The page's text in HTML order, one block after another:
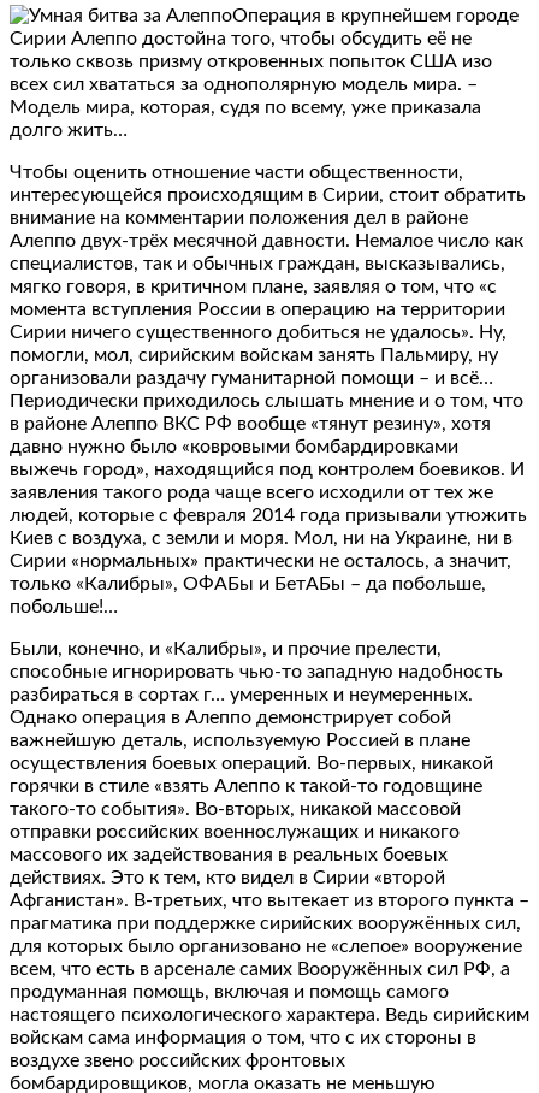
Операция в крупнейшем городе
Сирии Алеппо достойна того, чтобы обсудить её не
только сквозь призму откровенных попыток США изо
всех сил хвататься за однополярную модель мира. –
Модель мира, которая, судя по всему, уже приказала
долго жить…
Чтобы оценить отношение части общественности,
интересующейся происходящим в Сирии, стоит обратить
внимание на комментарии положения дел в районе
Алеппо двух-трёх месячной давности. Немалое число как
специалистов, так и обычных граждан, высказывались,
мягко говоря, в критичном плане, заявляя о том, что «с
момента вступления России в операцию на территории
Сирии ничего существенного добиться не удалось». Ну,
помогли, мол, сирийским войскам занять Пальмиру, ну
организовали раздачу гуманитарной помощи – и всё…
Периодически приходилось слышать мнение и о том, что
в районе Алеппо ВКС РФ вообще «тянут резину», хотя
давно нужно было «ковровыми бомбардировками
выжечь город», находящийся под контролем боевиков. И
заявления такого рода чаще всего исходили от тех же
людей, которые с февраля 2014 года призывали утюжить
Киев с воздуха, с земли и моря. Мол, ни на Украине, ни в
Сирии «нормальных» практически не осталось, а значит,
только «Калибры», ОФАБы и БетАБы – да побольше,
побольше!…
Были, конечно, и «Калибры», и прочие прелести,
способные игнорировать чью-то западную надобность
разбираться в сортах г… умеренных и неумеренных.
Однако операция в Алеппо демонстрирует собой
важнейшую деталь, используемую Россией в плане
осуществления боевых операций. Во-первых, никакой
горячки в стиле «взять Алеппо к такой-то годовщине
такого-то события». Во-вторых, никакой массовой
отправки российских военнослужащих и никакого
массового их задействования в реальных боевых
действиях. Это к тем, кто видел в Сирии «второй
Афганистан». В-третьих, что вытекает из второго пункта –
прагматика при поддержке сирийских вооружённых сил,
для которых было организовано не «слепое» вооружение
всем, что есть в арсенале самих Вооружённых сил РФ, а
продуманная помощь, включая и помощь самого
настоящего психологического характера. Ведь сирийским
войскам сама информация о том, что с их стороны в
воздухе звено российских фронтовых
бомбардировщиков, могла оказать не меньшую